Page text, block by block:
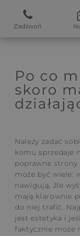
Zadzwoń
Po co
skoro
Należy zadać
komu sprzedaje
poprawne strony
może być wiele:
nawigują, źle
mają klarownie
do niej trafić.
jest estetyka i
faktycznie może